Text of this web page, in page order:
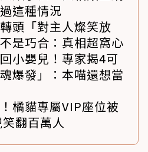
這種情況
頭「對主人燦笑放
是巧合：真相超窩心
小嬰兒！專家揭4可
爆發」：本喵還想當
橘貓專屬VIP座位被
翻百萬人